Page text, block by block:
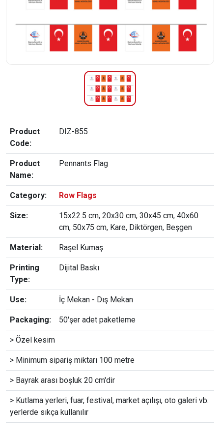
Product
Code:
DIZ-855
Product
Name:
Pennants Flag
Category: Row Flags
Size:
15x22.5 cm, 20x30 cm, 30x45 cm, 40x60
cm, 50x75 cm, Kare, Diktörgen, Beşgen
Material: Raşel Kumaş
Printing
Type:
Dijital Baskı
Use: İç Mekan - Dış Mekan
Packaging: 50'şer adet paketleme
> Özel kesim
> Minimum sipariş miktarı 100 metre
> Bayrak arası boşluk 20 cm'dir
> Kutlama yerleri, fuar, festival, market açılışı, oto galeri vb.
yerlerde sıkça kullanılır